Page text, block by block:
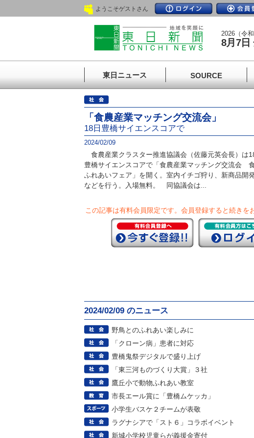
ようこそゲストさん
2026（令
8月7日
東日ニュース SOURCE
「食農産業マッチング交流会」
18日豊橋サイエンスコアで
2024/02/09
食農産業クラスター推進協議会（佐藤元英会長）は
豊橋サイエンスコアで「食農産業マッチング交流会
ふれあいフェア」を開く。室内イチゴ狩り、新商品開
などを行う。入場無料。 同協議会は...
この記事は有料会員限定です。 会員登録すると続きを
2024/02/09 のニュース
野鳥とのふれあい楽しみに
「クローン病」患者に対応
豊橋鬼祭デジタルで盛り上げ
「東三河ものづくり大賞」３社
鷹丘小で動物ふれあい教室
市長エール賞に「豊橋ムケッカ」
小学生バスケ２チームが表敬
ラグナシアで「スト６」コラボイベント
新城小学校児童らが義援金寄付